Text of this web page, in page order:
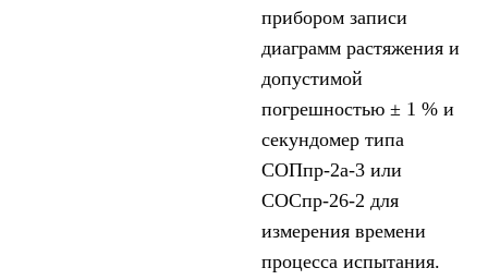
прибором записи
диаграмм растяжения и
допустимой
погрешностью ± 1 % и
секундомер типа
СОПпр-2а-3 или
СОСпр-26-2 для
измерения времени
процесса испытания.